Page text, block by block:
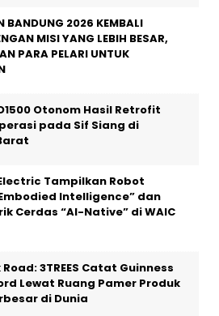
BANDUNG 2026 KEMBALI
MISI YANG LEBIH BESAR,
PARA PELARI UNTUK
Otonom Hasil Retrofit
pada Sif Siang di
Tampilkan Robot
Intelligence” dan
Cerdas “AI-Native” di WAIC
3TREES Catat Guinness
Lewat Ruang Pamer Produk
di Dunia